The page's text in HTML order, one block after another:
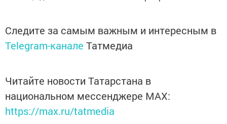
Следите за самым важным и интересным в
Telegram-канале Татмедиа
Читайте новости Татарстана в
национальном мессенджере MАХ:
https://max.ru/tatmedia